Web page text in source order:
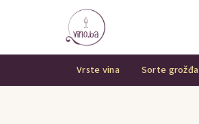
Vrste vina Sorte grožđa